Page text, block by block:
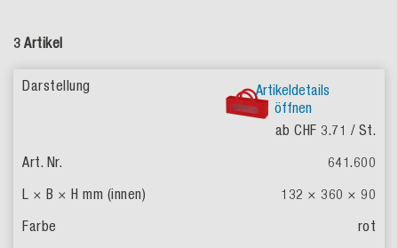
3 Artikel
Artikeldetails
öffnen
ab CHF 3.71 / St.
641.600
132 × 360 × 90
rot